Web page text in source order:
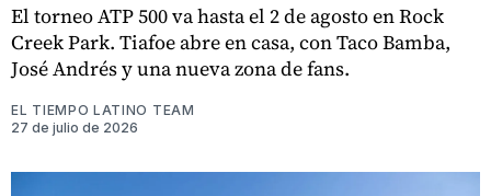
El torneo ATP 500 va hasta el 2 de agosto en Rock
Creek Park. Tiafoe abre en casa, con Taco Bamba,
José Andrés y una nueva zona de fans.
EL TIEMPO LATINO TEAM
27 de julio de 2026